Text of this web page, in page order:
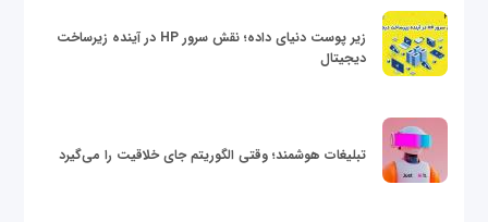
زیر پوست دنیای داده؛ نقش سرور HP در آینده زیرساخت
دیجیتال
تبلیغات هوشمند؛ وقتی الگوریتم جای خلاقیت را می‌گیرد